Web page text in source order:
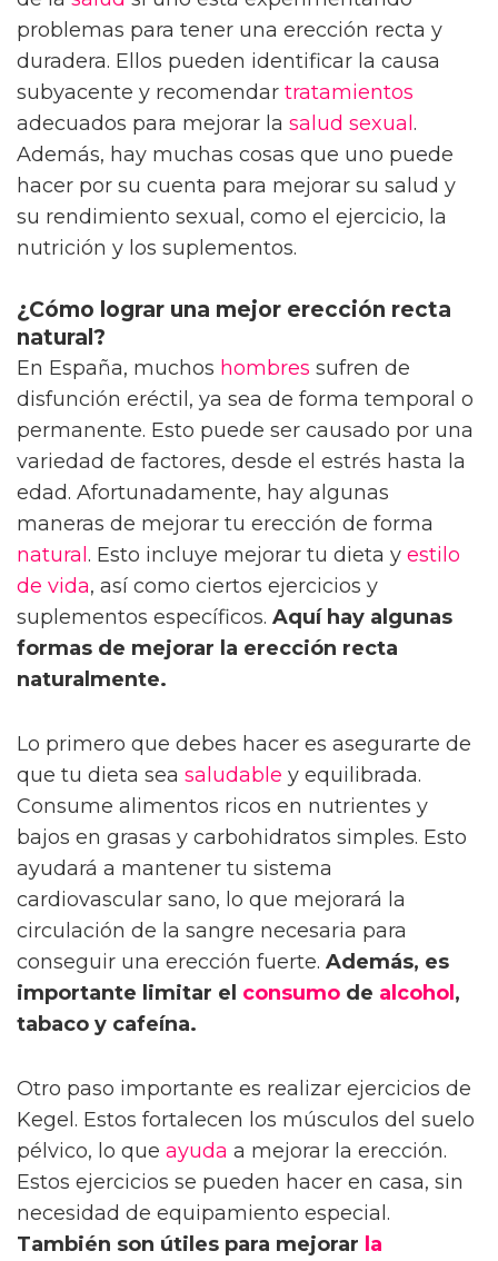
problemas para tener una erección recta y
duradera. Ellos pueden identificar la causa
subyacente y recomendar tratamientos
adecuados para mejorar la salud sexual .
Además, hay muchas cosas que uno puede
hacer por su cuenta para mejorar su salud y
su rendimiento sexual, como el ejercicio, la
nutrición y los suplementos.
¿Cómo lograr una mejor erección recta
natural?
En España, muchos hombres sufren de
disfunción eréctil, ya sea de forma temporal o
permanente. Esto puede ser causado por una
variedad de factores, desde el estrés hasta la
edad. Afortunadamente, hay algunas
maneras de mejorar tu erección de forma
natural . Esto incluye mejorar tu dieta y estilo
de vida, así como ciertos ejercicios y
suplementos específicos. Aquí hay algunas
formas de mejorar la erección recta
naturalmente.
Lo primero que debes hacer es asegurarte de
que tu dieta sea saludable y equilibrada.
Consume alimentos ricos en nutrientes y
bajos en grasas y carbohidratos simples. Esto
ayudará a mantener tu sistema
cardiovascular sano, lo que mejorará la
circulación de la sangre necesaria para
conseguir una erección fuerte. Además, es
importante limitar el consumo de alcohol ,
tabaco y cafeína.
Otro paso importante es realizar ejercicios de
Kegel. Estos fortalecen los músculos del suelo
pélvico, lo que ayuda a mejorar la erección.
Estos ejercicios se pueden hacer en casa, sin
necesidad de equipamiento especial.
También son útiles para mejorar la